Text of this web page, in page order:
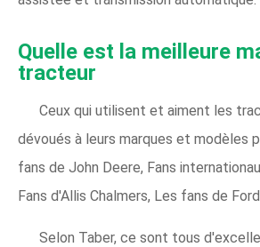
Quelle est la meilleure
tracteur
Ceux qui utilisent et aiment les
dévoués à leurs marques et modèles
fans de John Deere, Fans
Fans d'Allis Chalmers, Les fans de
Selon Taber, ce sont tous